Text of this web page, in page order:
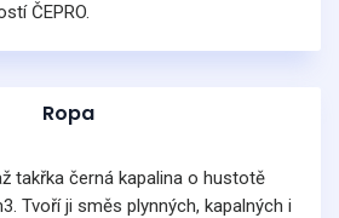
ČEPRO.
Ropa
takřka černá kapalina o hustotě
Tvoří ji směs plynných, kapalných i